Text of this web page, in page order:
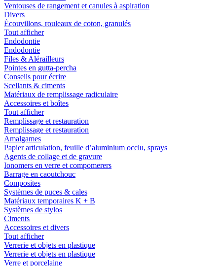
Ventouses de rangement et canules à aspiration
Divers
Écouvillons, rouleaux de coton, granulés
Tout afficher
Endodontie
Endodontie
Files & Alérailleurs
Pointes en gutta-percha
Conseils pour écrire
Scellants & ciments
Matériaux de remplissage radiculaire
Accessoires et boîtes
Tout afficher
Remplissage et restauration
Remplissage et restauration
Amalgames
Papier articulation, feuille d’aluminium occlu, sprays
Agents de collage et de gravure
Ionomers en verre et compomerers
Barrage en caoutchouc
Composites
Systèmes de puces & cales
Matériaux temporaires K + B
Systèmes de stylos
Ciments
Accessoires et divers
Tout afficher
Verrerie et objets en plastique
Verrerie et objets en plastique
Verre et porcelaine